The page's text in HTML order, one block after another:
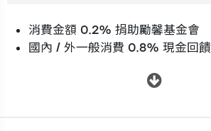
消費金額 0.2% 捐助勵馨基金會
國內 / 外一般消費 0.8% 現金回饋